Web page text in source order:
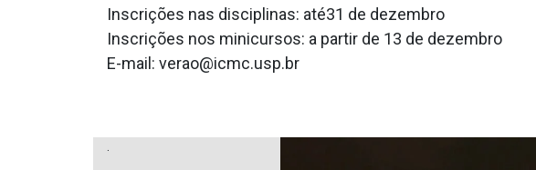
Inscrições nas disciplinas: até31 de dezembro
Inscrições nos minicursos: a partir de 13 de dezembro
E-mail: verao@icmc.usp.br